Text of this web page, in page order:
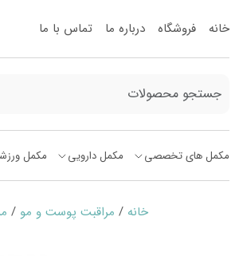
خانه فروشگاه درباره ما تماس با ما
مکمل های تخصصی مکمل دارویی مکمل
خانه / مراقبت پوست و مو /